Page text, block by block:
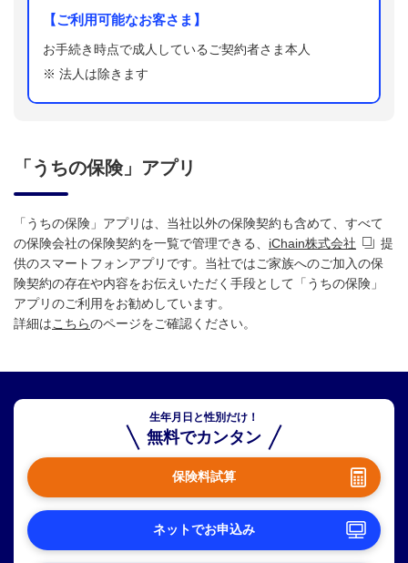
【ご利用可能なお客さま】
お手続き時点で成人しているご契約者さま本人
※ 法人は除きます
「うちの保険」アプリ
「うちの保険」アプリは、当社以外の保険契約も含めて、すべて
の保険会社の保険契約を一覧で管理できる、 iChain株式会社
提
供のスマートフォンアプリです。当社ではご家族へのご加入の保
険契約の存在や内容をお伝えいただく手段として「うちの保険」
アプリのご利用をお勧めしています。
詳細はこちらのページをご確認ください。
生年月日と性別だけ！
無料でカンタン
保険料試算
ネットでお申込み